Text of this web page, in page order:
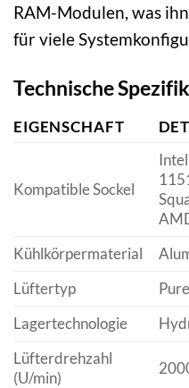
RAM-Modulen, was
für viele
Technische
EIGENSCHAFT
Kompatible Sockel
Kühlkörpermaterial
Lüftertyp
Lagertechnologie
Lüfterdrehzahl
(U/min)